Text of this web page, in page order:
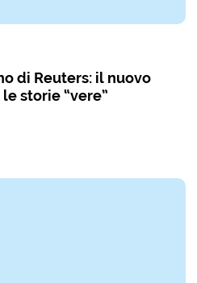
di Reuters: il nuovo
storie “vere”